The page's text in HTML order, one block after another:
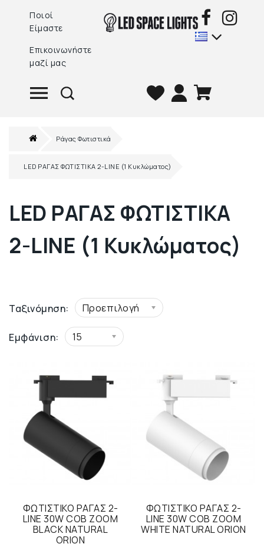
Ποιοί
Είμαστε
Επικοινωνήστε
μαζί μας
Ράγας Φωτιστικά
LED ΡΑΓΑΣ ΦΩΤΙΣΤΙΚΑ 2-LINE (1 Κυκλώματος)
LED ΡΑΓΑΣ ΦΩΤΙΣΤΙΚΑ
2-LINE (1 Κυκλώματος)
Ταξινόμηση: Προεπιλογή
Εμφάνιση: 15
ΦΩΤΙΣΤΙΚΟ ΡΑΓΑΣ 2-
LINE 30W COB ZOOM
BLACK NATURAL
ORION
ΦΩΤΙΣΤΙΚΟ ΡΑΓΑΣ 2-
LINE 30W COB ZOOM
WHITE NATURAL ORION